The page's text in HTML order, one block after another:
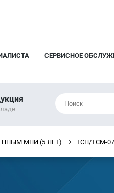
СЕРВИСНОЕ
МПИ (5 ЛЕТ) ТСП/ТСМ-07-